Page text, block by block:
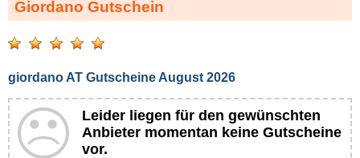
Giordano Gutschein
giordano AT Gutscheine August 2026
Leider liegen für den gewünschten
Anbieter momentan keine Gutscheine
vor.